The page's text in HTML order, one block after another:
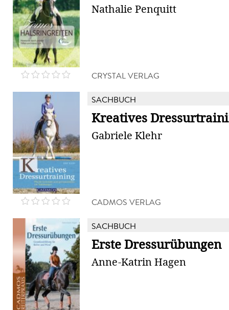
Nathalie Penquitt
CRYSTAL VERLAG
SACHBUCH
Kreatives
Gabriele Klehr
CADMOS VERLAG
SACHBUCH
Erste Dressurübungen
Anne-Katrin Hagen